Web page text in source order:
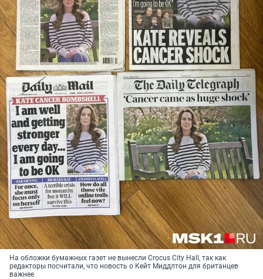
На обложки бумажных газет не вынесли Crocus City Hall, так как
редакторы посчитали, что новость о Кейт Миддлтон для британцев
важнее